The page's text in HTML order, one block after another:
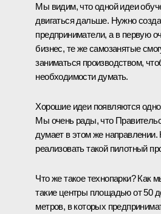
Мы видим, что одной идеи
двигаться дальше. Нужно
предприниматели, а в первую
бизнес, те же самозанятые
заниматься производством,
необходимости думать.
Хорошие идеи появляются
Мы очень рады, что
думает в этом же
реализовать такой пилотный
Что же такое технопарки? Как
такие центры площадью от 50
метров, в которых